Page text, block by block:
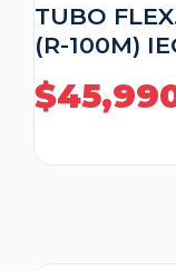
TUBO
(R-100M)
$